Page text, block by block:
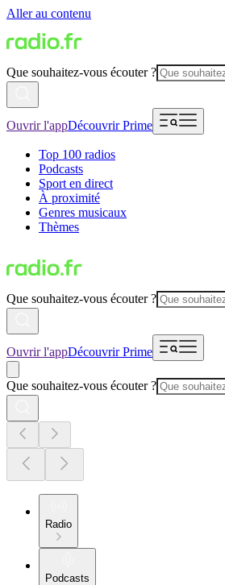
Aller au contenu
Que souhaitez-vous écouter ?
Ouvrir l'appDécouvrir Prime
Top 100 radios
Podcasts
Sport en direct
À proximité
Genres musicaux
Thèmes
Que souhaitez-vous écouter ?
Ouvrir l'appDécouvrir Prime
Que souhaitez-vous écouter ?
Radio
Podcasts